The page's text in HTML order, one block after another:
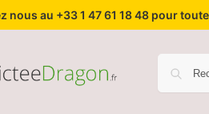
nous au +33 1 47 61 18 48 pour